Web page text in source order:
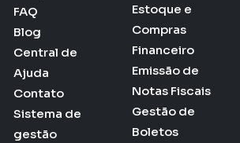
FAQ
Blog
Central de
Ajuda
Contato
Sistema de
gestão
Estoque e
Compras
Financeiro
Emissão de
Notas Fiscais
Gestão de
Boletos